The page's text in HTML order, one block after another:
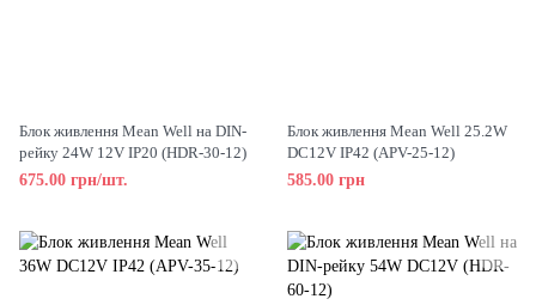
Блок живлення Mean Well на DIN-
рейку 24W 12V IP20 (HDR-30-12)
675.00 грн/шт.
Блок живлення Mean Well 25.2W
DC12V IP42 (APV-25-12)
585.00 грн